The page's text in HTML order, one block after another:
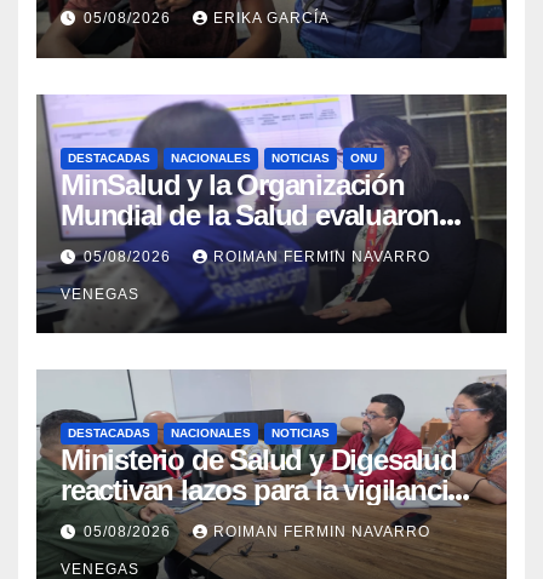
Aragua
05/08/2026 ERIKA GARCÍA
DESTACADAS NACIONALES NOTICIAS ONU
MinSalud y la Organización
Mundial de la Salud evaluaron
propuesta técnica integral en
materia de agua saneamiento e
higiene ante contingencia
sísmica
05/08/2026 ROIMAN FERMIN NAVARRO
VENEGAS
DESTACADAS NACIONALES NOTICIAS
Ministerio de Salud y Digesalud
reactivan lazos para la vigilancia
epidemiológica y el control de
enfermedades
05/08/2026 ROIMAN FERMIN NAVARRO
VENEGAS